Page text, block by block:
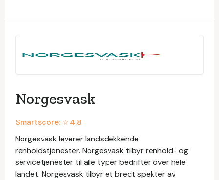
Norgesvask
Smartscore: ☆4.8
Norgesvask leverer landsdekkende
renholdstjenester. Norgesvask tilbyr renhold- og
servicetjenester til alle typer bedrifter over hele
landet. Norgesvask tilbyr et bredt spekter av